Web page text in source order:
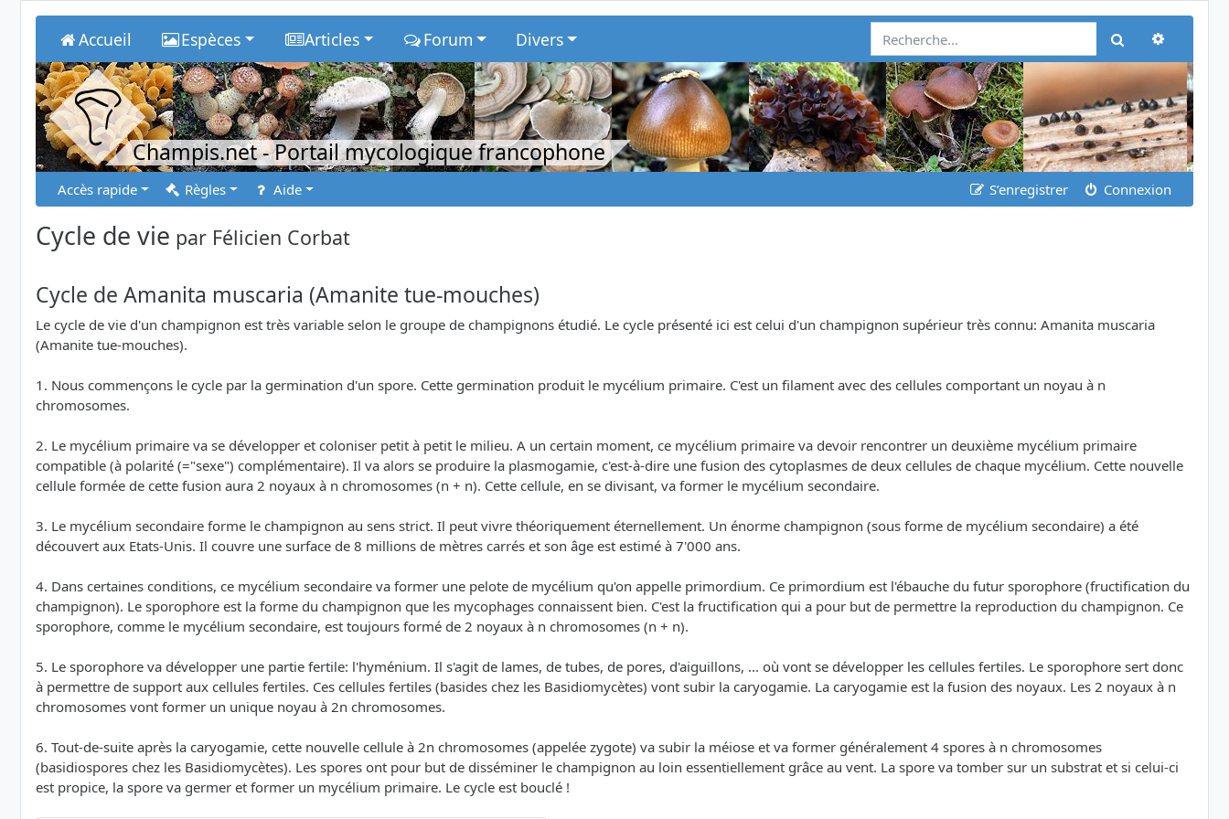
Accueil Espèces Articles Forum Divers Rechercher
Champis.net- Portail mycologique francophone
Accès rapide Règles Aide S’enregistrer Connexion
Cycle de vie par Félicien Corbat
Cycle de Amanita muscaria (Amanite tue-mouches)
Le cycle de vie d'un champignon est très variable selon le groupe de champignons étudié. Le cycle présenté ici est celui d'un champignon supérieur très connu: Amanita muscaria
(Amanite tue-mouches).
1. Nous commençons le cycle par la germination d'un spore. Cette germination produit le mycélium primaire. C'est un filament avec des cellules comportant un noyau à n
chromosomes.
2. Le mycélium primaire va se développer et coloniser petit à petit le milieu. A un certain moment, ce mycélium primaire va devoir rencontrer un deuxième mycélium primaire
compatible (à polarité (="sexe") complémentaire). Il va alors se produire la plasmogamie, c'est-à-dire une fusion des cytoplasmes de deux cellules de chaque mycélium. Cette nouvelle
cellule formée de cette fusion aura 2 noyaux à n chromosomes (n + n). Cette cellule, en se divisant, va former le mycélium secondaire.
3. Le mycélium secondaire forme le champignon au sens strict. Il peut vivre théoriquement éternellement. Un énorme champignon (sous forme de mycélium secondaire) a été
découvert aux Etats-Unis. Il couvre une surface de 8 millions de mètres carrés et son âge est estimé à 7'000 ans.
4. Dans certaines conditions, ce mycélium secondaire va former une pelote de mycélium qu'on appelle primordium. Ce primordium est l'ébauche du futur sporophore (fructification du
champignon). Le sporophore est la forme du champignon que les mycophages connaissent bien. C'est la fructification qui a pour but de permettre la reproduction du champignon. Ce
sporophore, comme le mycélium secondaire, est toujours formé de 2 noyaux à n chromosomes (n + n).
5. Le sporophore va développer une partie fertile: l'hyménium. Il s'agit de lames, de tubes, de pores, d'aiguillons, ... où vont se développer les cellules fertiles. Le sporophore sert donc
à permettre de support aux cellules fertiles. Ces cellules fertiles (basides chez les Basidiomycètes) vont subir la caryogamie. La caryogamie est la fusion des noyaux. Les 2 noyaux à n
chromosomes vont former un unique noyau à 2n chromosomes.
6. Tout-de-suite après la caryogamie, cette nouvelle cellule à 2n chromosomes (appelée zygote) va subir la méiose et va former généralement 4 spores à n chromosomes
(basidiospores chez les Basidiomycètes). Les spores ont pour but de disséminer le champignon au loin essentiellement grâce au vent. La spore va tomber sur un substrat et si celui-ci
est propice, la spore va germer et former un mycélium primaire. Le cycle est bouclé !